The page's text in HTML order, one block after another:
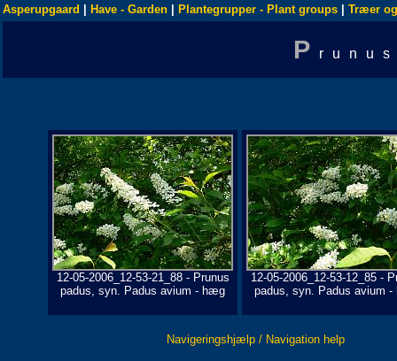
Asperupgaard Have - Garden Plantegrupper - Plant groups Træer
P
12-05-2006_12-53-21_88 - Prunus
padus, syn. Padus avium - hæg
12-05-2006_12-53-12_85 -
padus, syn. Padus avium
Navigeringshjælp / Navigation help